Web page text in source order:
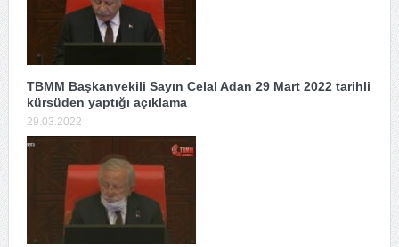
TBMM Başkanvekili Sayın Celal Adan 29 Mart 2022 tarihli
kürsüden yaptığı açıklama
29.03.2022